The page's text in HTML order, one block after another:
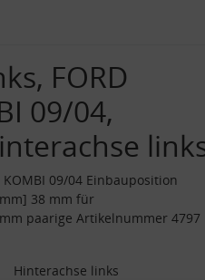
FORD
09/04,
KOMBI 09/04 Einbauposition
38 mm für
paarige Artikelnummer 4797
Hinterachse links